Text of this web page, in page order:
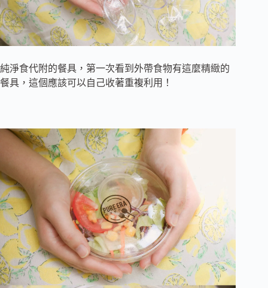
純淨食代附的餐具，第一次看到外帶食物有這麼精緻的
餐具，這個應該可以自己收著重複利用！